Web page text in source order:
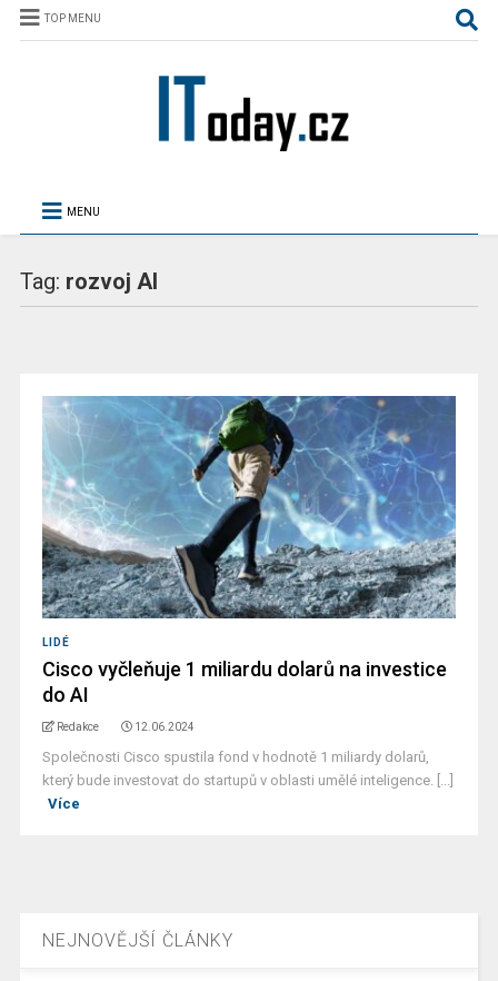
TOP MENU
MENU
Tag: rozvoj AI
LIDÉ
Cisco vyčleňuje 1 miliardu dolarů na investice
do AI
Redakce 12.06.2024
Společnosti Cisco spustila fond v hodnotě 1 miliardy dolarů,
který bude investovat do startupů v oblasti umělé inteligence. [...]
Více
NEJNOVĚJŠÍ ČLÁNKY